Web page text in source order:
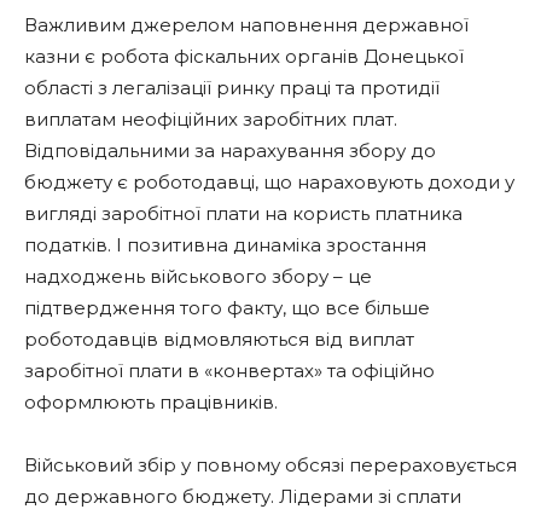
Важливим джерелом наповнення державної
казни є робота фіскальних органів Донецької
області з легалізації ринку праці та протидії
виплатам неофіційних заробітних плат.
Відповідальними за нарахування збору до
бюджету є роботодавці, що нараховують доходи у
вигляді заробітної плати на користь платника
податків. І позитивна динаміка зростання
надходжень військового збору – це
підтвердження того факту, що все більше
роботодавців відмовляються від виплат
заробітної плати в «конвертах» та офіційно
оформлюють працівників.
Військовий збір у повному обсязі перераховується
до державного бюджету. Лідерами зі сплати